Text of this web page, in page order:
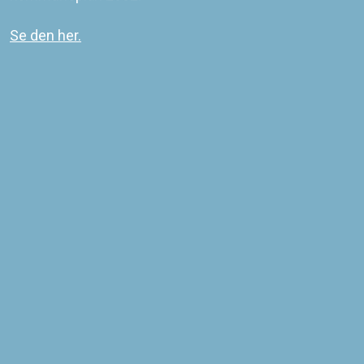
ved produktionsanlægget.
Se den her.